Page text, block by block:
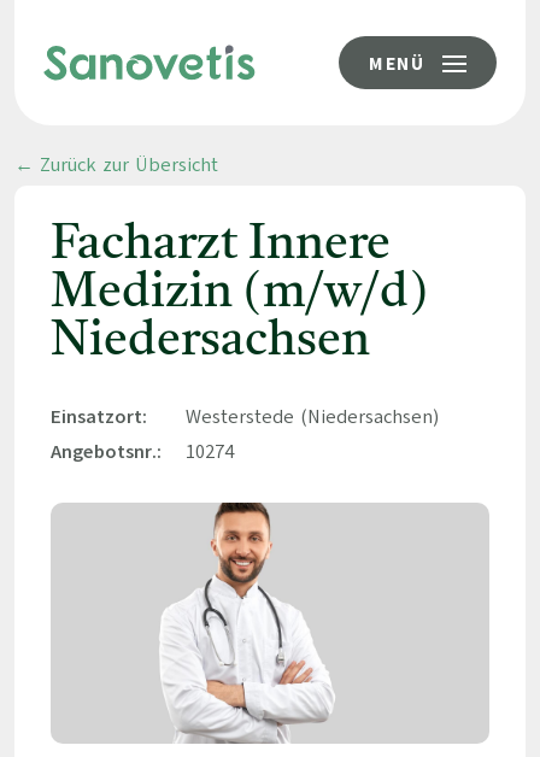
MENÜ
← Zurück zur Übersicht
Facharzt Innere
Medizin (m/w/d)
Niedersachsen
Einsatzort:
Westerstede (Niedersachsen)
Angebotsnr.:
10274